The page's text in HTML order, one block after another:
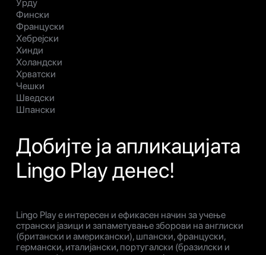
Урду
Фински
Француски
Хебрејски
Хинди
Холандски
Хрватски
Чешки
Шведски
Шпански
Добијте ја апликацијата
Lingo Play денес!
Lingo Play е интересен и ефикасен начин за учење
странски јазици и запаметување зборови на англиски
(британски и американски), шпански, француски,
германски, италијански, португалски (бразилски и